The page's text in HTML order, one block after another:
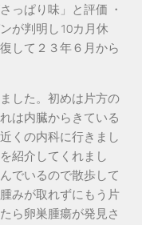
っぱり味」と評価 ・
が判明し10カ月休
して２３年６月から
した。初めは片方の
は内臓からきている
くの内科に行きまし
紹介してくれまし
でいるので散歩して
みが取れずにもう片
ら卵巣腫瘍が発見さ